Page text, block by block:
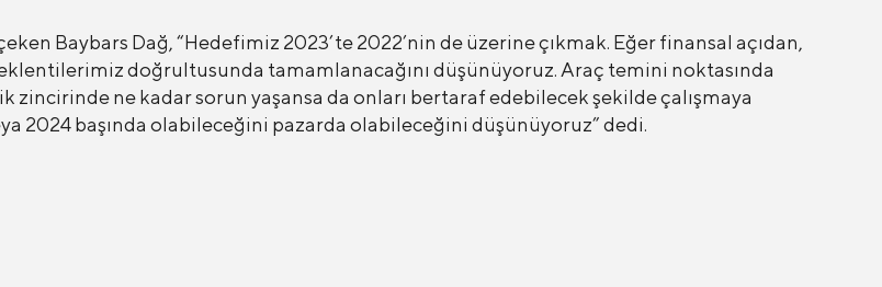
Baybars Dağ, “Hedefimiz 2023’te 2022’nin de üzerine çıkmak. Eğer finansal açıdan,
doğrultusunda tamamlanacağını düşünüyoruz. Araç temini noktasında
zincirinde ne kadar sorun yaşansa da onları bertaraf edebilecek şekilde çalışmaya
2024 başında olabileceğini pazarda olabileceğini düşünüyoruz” dedi.